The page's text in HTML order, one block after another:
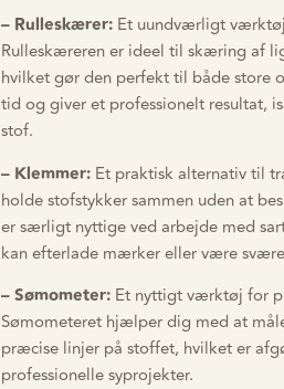
– Rulleskærer: Et uundværligt
Rulleskæreren er ideel til skæring af
hvilket gør den perfekt til både store
tid og giver et professionelt resultat,
stof.
– Klemmer: Et praktisk alternativ til
holde stofstykker sammen uden at
er særligt nyttige ved arbejde med
kan efterlade mærker eller være
– Sømometer: Et nyttigt værktøj for
Sømometeret hjælper dig med at
præcise linjer på stoffet, hvilket er
professionelle syprojekter.